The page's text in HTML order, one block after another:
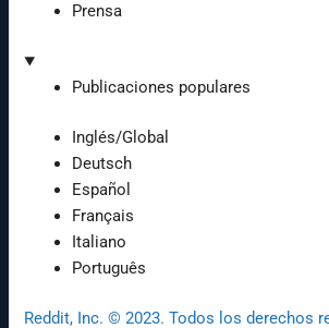
Prensa
Publicaciones populares
Inglés/Global
Deutsch
Español
Français
Italiano
Português
Reddit, Inc. © 2023. Todos los derechos